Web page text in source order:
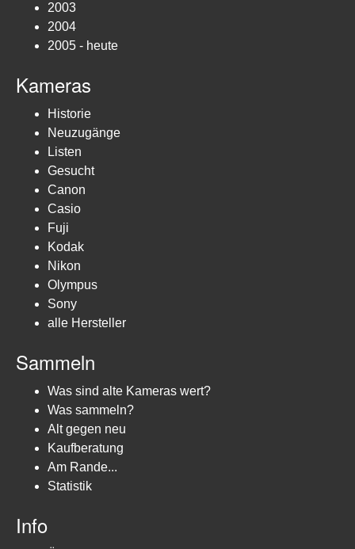
2003
2004
2005 - heute
Kameras
Historie
Neuzugänge
Listen
Gesucht
Canon
Casio
Fuji
Kodak
Nikon
Olympus
Sony
alle Hersteller
Sammeln
Was sind alte Kameras wert?
Was sammeln?
Alt gegen neu
Kaufberatung
Am Rande...
Statistik
Info